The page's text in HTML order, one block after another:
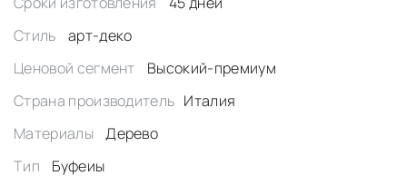
Стиль
арт-деко
Ценовой сегмент
Высокий-премиум
Страна производитель Италия
Материалы
Дерево
Тип
Буфеиы